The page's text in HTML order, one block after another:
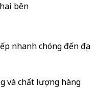
bên
nhanh chóng đến địa
và chất lượng hàng